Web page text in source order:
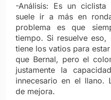
-Análisis: Es un
suele ir a más en
problema es que
tiempo. Si resuelve
tiene los vatios para
que Bernal, pero el
justamente la
innecesario en el llano.
de mejora.